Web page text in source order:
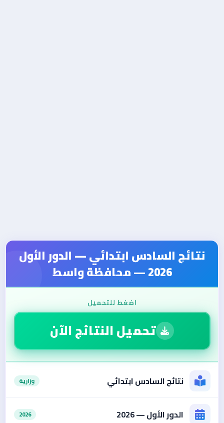
نتائج السادس ابتدائي — الدور الأول
2026— محافظة واسط
تحميل النتائج الآن
نتائج السادس ابتدائي وزارية
الدور الأول —2026
2026